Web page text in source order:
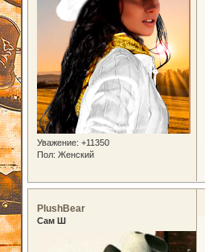
Уважение: +11350
Пол: Женский
PlushBear
Сам Ш